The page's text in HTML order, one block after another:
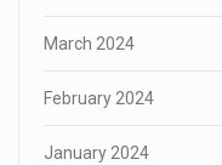
March 2024
February 2024
January 2024